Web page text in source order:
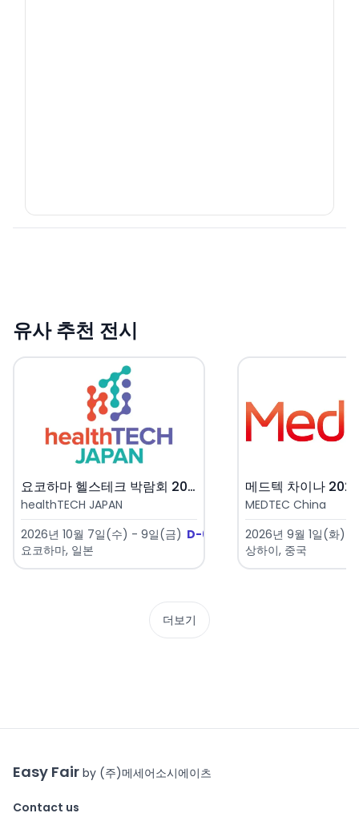
유사 추천 전시
요코하마 헬스테크 박람회 2026..
healthTECH JAPAN
2026년 10월 7일(수) - 9일(금) D-61
요코하마, 일본
메드텍 차이나
MEDTEC China
2026년 9월 1일(화)
상하이, 중국
더보기
Easy Fair by (주)메세어소시에이츠
Contact us